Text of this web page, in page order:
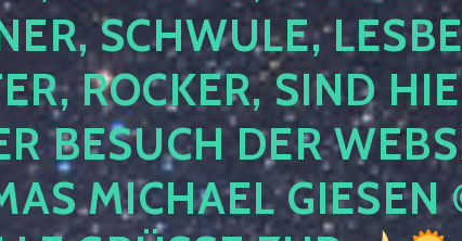
SCHWULE,
ROCKER, SIND
BESUCH DER
MICHAEL GIESEN